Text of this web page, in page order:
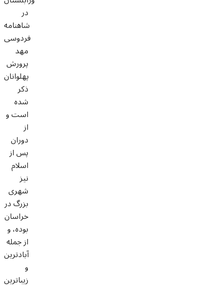
در
شاهنامه
فردوسی
مهد
پرورش
پهلوانان
ذکر
شده
است و
از
دوران
پس از
اسلام
نیز
شهری
بزرگ در
خراسان
بوده، و
از جمله
آبادترین
و
زیباترین